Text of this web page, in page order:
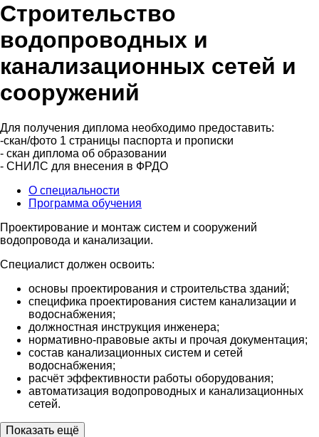
Строительство
водопроводных и
канализационных сетей и
сооружений
Для получения диплома необходимо предоставить:
-скан/фото 1 страницы паспорта и прописки
- скан диплома об образовании
- СНИЛС для внесения в ФРДО
О специальности
Программа обучения
Проектирование и монтаж систем и сооружений
водопровода и канализации.
Специалист должен освоить:
основы проектирования и строительства зданий;
специфика проектирования систем канализации и
водоснабжения;
должностная инструкция инженера;
нормативно-правовые акты и прочая документация;
состав канализационных систем и сетей
водоснабжения;
расчёт эффективности работы оборудования;
автоматизация водопроводных и канализационных
сетей.
Показать ещё